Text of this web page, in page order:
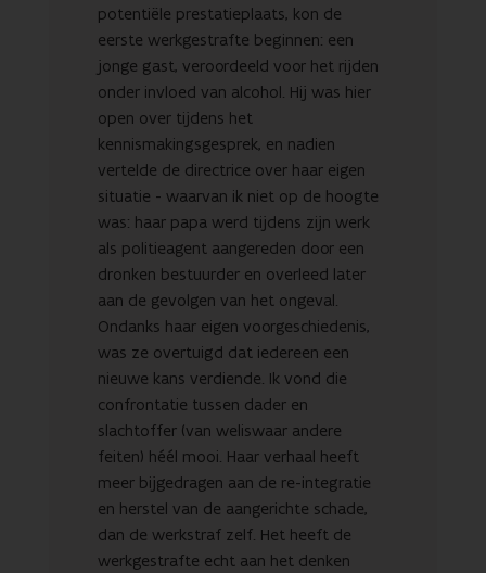
potentiële prestatieplaats, kon de
eerste werkgestrafte beginnen: een
jonge gast, veroordeeld voor het rijden
onder invloed van alcohol. Hij was hier
open over tijdens het
kennismakingsgesprek, en nadien
vertelde de directrice over haar eigen
situatie - waarvan ik niet op de hoogte
was: haar papa werd tijdens zijn werk
als politieagent aangereden door een
dronken bestuurder en overleed later
aan de gevolgen van het ongeval.
Ondanks haar eigen voorgeschiedenis,
was ze overtuigd dat iedereen een
nieuwe kans verdiende. Ik vond die
confrontatie tussen dader en
slachtoffer (van weliswaar andere
feiten) héél mooi. Haar verhaal heeft
meer bijgedragen aan de re-integratie
en herstel van de aangerichte schade,
dan de werkstraf zelf. Het heeft de
werkgestrafte echt aan het denken